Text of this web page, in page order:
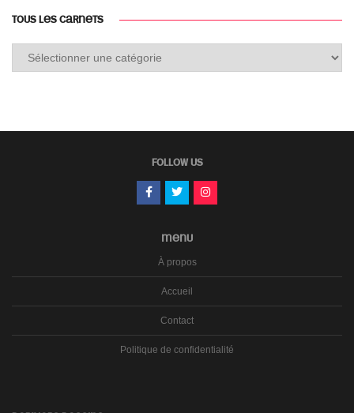
TOUS LES CARNETS
FOLLOW US
MENU
À propos
Accueil
Contact
Politique de confidentialité